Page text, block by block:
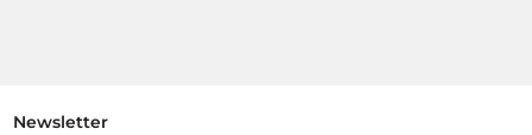
Newsletter